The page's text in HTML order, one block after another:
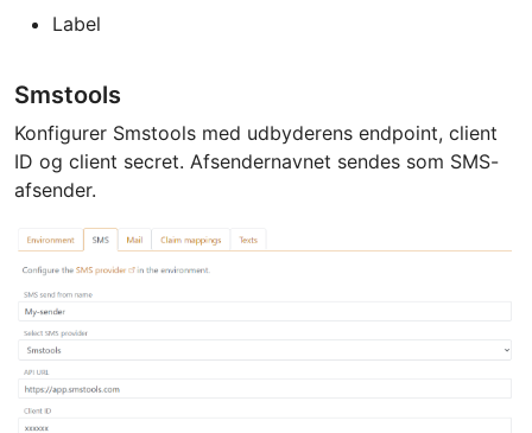
Label
Smstools
Konfigurer Smstools med udbyderens endpoint, client
ID og client secret. Afsendernavnet sendes som SMS-
afsender.